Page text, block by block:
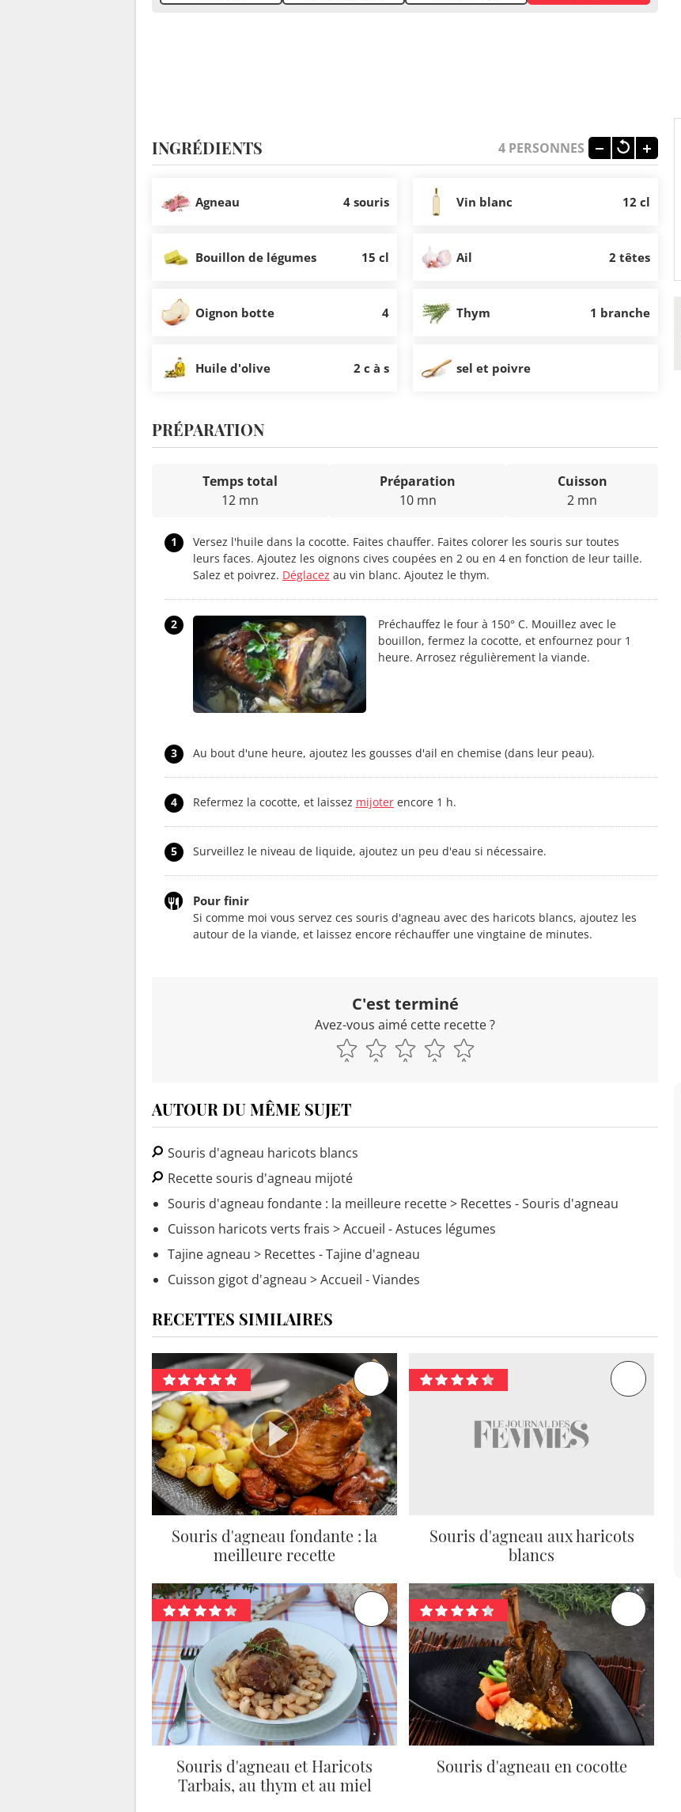
INGRÉDIENTS 4 PERSONNES
Agneau 4 souris Vin blanc 12 cl
Bouillon de légumes 15 cl Ail 2 têtes
Oignon botte 4 Thym 1 branche
Huile d'olive 2 c à s sel et poivre
PRÉPARATION
Temps total
12 mn
Préparation
10 mn
Cuisson
2 mn
1
Versez l'huile dans la cocotte. Faites chauffer. Faites colorer les souris sur toutes
leurs faces. Ajoutez les oignons cives coupées en 2 ou en 4 en fonction de leur taille.
Salez et poivrez. Déglacez au vin blanc. Ajoutez le thym.
2
Préchauffez le four à 150° C. Mouillez avec le
bouillon, fermez la cocotte, et enfournez pour 1
heure. Arrosez régulièrement la viande.
3 Au bout d'une heure, ajoutez les gousses d'ail en chemise (dans leur peau).
4 Refermez la cocotte, et laissez mijoter encore 1 h.
5 Surveillez le niveau de liquide, ajoutez un peu d'eau si nécessaire.
Pour finir
Si comme moi vous servez ces souris d'agneau avec des haricots blancs, ajoutez les
autour de la viande, et laissez encore réchauffer une vingtaine de minutes.
C'est terminé
Avez-vous aimé cette recette ?
AUTOUR DU MÊME SUJET
Souris d'agneau haricots blancs
Recette souris d'agneau mijoté
Souris d'agneau fondante : la meilleure recette> Recettes - Souris d'agneau
Cuisson haricots verts frais > Accueil - Astuces légumes
Tajine agneau > Recettes - Tajine d'agneau
Cuisson gigot d'agneau > Accueil - Viandes
RECETTES SIMILAIRES
Souris d'agneau fondante : la
meilleure recette
Souris d'agneau aux haricots
blancs
Souris d'agneau et Haricots
Tarbais, au thym et au miel
Souris d'agneau en cocotte